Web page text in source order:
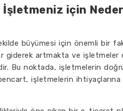
için
büyümesi için önemli bir
giderek artmakta ve işletmeler
Bu noktada, işletmelerin
işletmelerin